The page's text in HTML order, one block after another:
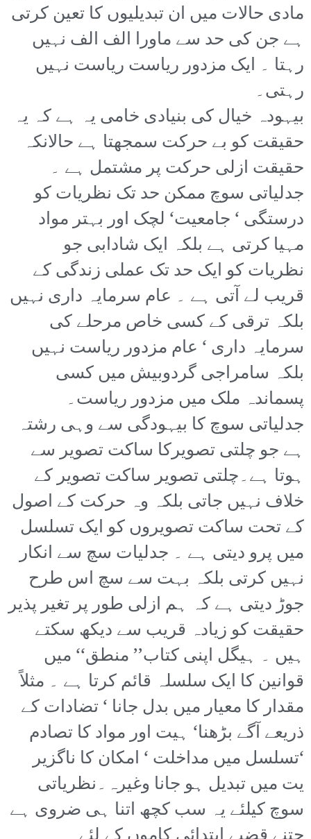
مادی حالات میں ان تبدیلیوں کا تعین کرتی
ہے جن کی حد سے ماورا الف الف نہیں
رہتا ۔ ایک مزدور ریاست ریاست نہیں
رہتی۔
بیہودہ خیال کی بنیادی خامی یہ ہے کہ یہ
حقیقت کو بے حرکت سمجھتا ہے حالانکہ
حقیقت ازلی حرکت پر مشتمل ہے ۔
جدلیاتی سوچ ممکن حد تک نظریات کو
درستگی ‘ جامعیت‘ لچک اور بہتر مواد
مہیا کرتی ہے بلکہ ایک شادابی جو
نظریات کو ایک حد تک عملی زندگی کے
قریب لے آتی ہے ۔ عام سرمایہ داری نہیں
بلکہ ترقی کے کسی خاص مرحلے کی
سرمایہ داری ‘ عام مزدور ریاست نہیں
بلکہ سامراجی گردوبیش میں کسی
پسماندہ ملک میں مزدور ریاست۔
جدلیاتی سوچ کا بیہودگی سے وہی رشتہ
ہے جو چلتی تصویرکا ساکت تصویر سے
ہوتا ہے۔چلتی تصویر ساکت تصویر کے
خلاف نہیں جاتی بلکہ وہ حرکت کے اصول
کے تحت ساکت تصویروں کو ایک تسلسل
میں پرو دیتی ہے ۔ جدلیات سچ سے انکار
نہیں کرتی بلکہ بہت سے سچ اس طرح
جوڑ دیتی ہے کہ ہم ازلی طور پر تغیر پذیر
حقیقت کو زیادہ قریب سے دیکھ سکتے
ہیں ۔ ہیگل اپنی کتاب’’ منطق‘‘ میں
قوانین کا ایک سلسلہ قائم کرتا ہے ۔ مثلاً
مقدار کا معیار میں بدل جانا ‘ تضادات کے
ذریعے آگے بڑھنا‘ ہیت اور مواد کا تصادم
‘تسلسل میں مداخلت ‘ امکان کا ناگزیر
یت میں تبدیل ہو جانا وغیرہ۔نظریاتی
سوچ کیلئے یہ سب کچھ اتنا ہی ضروی ہے